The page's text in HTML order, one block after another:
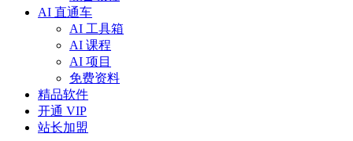
AI 直通车
AI 工具箱
AI 课程
AI 项目
免费资料
精品软件
开通 VIP
站长加盟